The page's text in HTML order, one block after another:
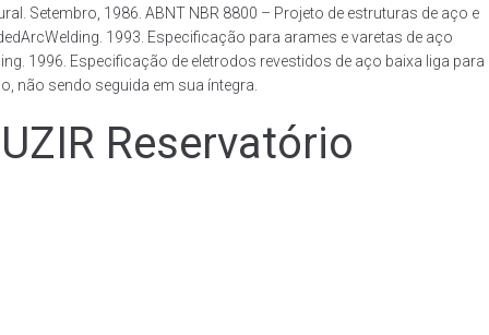
Setembro, 1986. ABNT NBR 8800 – Projeto de estruturas de aço e
1993. Especificação para arames e varetas de aço
1996. Especificação de eletrodos revestidos de aço baixa liga para
não sendo seguida em sua íntegra.
Reservatório